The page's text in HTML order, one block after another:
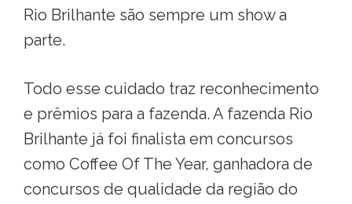
Rio Brilhante são sempre um show a
parte.
Todo esse cuidado traz reconhecimento
e prêmios para a fazenda. A fazenda Rio
Brilhante já foi finalista em concursos
como Coffee Of The Year, ganhadora de
concursos de qualidade da região do